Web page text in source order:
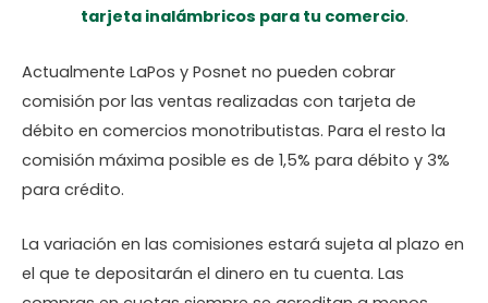
tarjeta inalámbricos para tu comercio.
Actualmente LaPos y Posnet no pueden cobrar
comisión por las ventas realizadas con tarjeta de
débito en comercios monotributistas. Para el resto la
comisión máxima posible es de 1,5% para débito y 3%
para crédito.
La variación en las comisiones estará sujeta al plazo en
el que te depositarán el dinero en tu cuenta. Las